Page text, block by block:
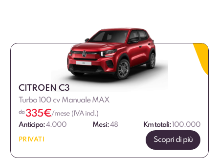
CITROEN C3
Turbo 100 cv Manuale MAX
da 335€/mese (IVA incl.)
Anticipo:4.000 Mesi:48 Km totali: 100.000
PRIVATI Scopri di più